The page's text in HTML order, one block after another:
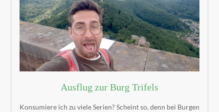
Ausflug zur Burg Trifels
Konsumiere ich zu viele Serien? Scheint so, denn bei Burgen